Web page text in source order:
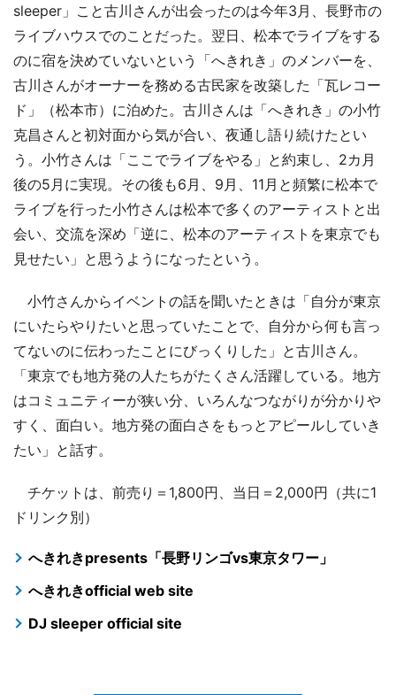
sleeper」こと古川さんが出会ったのは今年3月、長野市の
ライブハウスでのことだった。翌日、松本でライブをする
のに宿を決めていないという「へきれき」のメンバーを、
古川さんがオーナーを務める古民家を改築した「瓦レコー
ド」（松本市）に泊めた。古川さんは「へきれき」の小竹
克昌さんと初対面から気が合い、夜通し語り続けたとい
う。小竹さんは「ここでライブをやる」と約束し、2カ月
後の5月に実現。その後も6月、9月、11月と頻繁に松本で
ライブを行った小竹さんは松本で多くのアーティストと出
会い、交流を深め「逆に、松本のアーティストを東京でも
見せたい」と思うようになったという。
小竹さんからイベントの話を聞いたときは「自分が東京
にいたらやりたいと思っていたことで、自分から何も言っ
てないのに伝わったことにびっくりした」と古川さん。
「東京でも地方発の人たちがたくさん活躍している。地方
はコミュニティーが狭い分、いろんなつながりが分かりや
すく、面白い。地方発の面白さをもっとアピールしていき
たい」と話す。
チケットは、前売り＝1,800円、当日＝2,000円（共に1
ドリンク別）
へきれきpresents「長野リンゴvs東京タワー」
へきれきofficial web site
DJ sleeper official site